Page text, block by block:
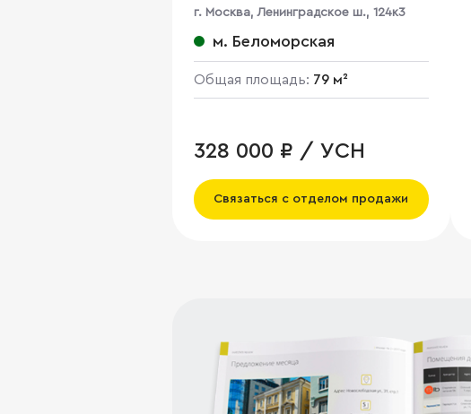
г. Москва, Ленинградское ш., 124к3
м. Беломорская
Общая площадь: 79 м²
328 000 ₽ / УСН
Связаться с отделом продажи